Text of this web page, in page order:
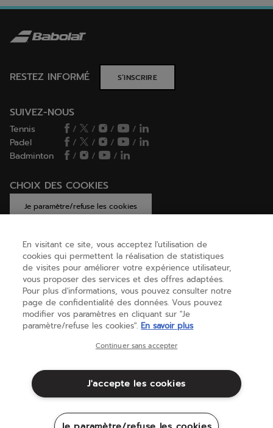
RESTEZ INFORMÉ S’INSCRIRE
SUIVEZ-NOUS
Tennis / / /
/
Padel
/ / /
/
Badminton
/ / /
CHOIX DES COOKIES
Je paramètre/refuse les cookies
AIDE
A PROPOS
(français)
Mentions Légales
Cookies
En visitant ce site, vous acceptez l'utilisation de
cookies qui permettent la réalisation de statistiques
de visites pour améliorer votre expérience utilisateur,
vous proposer des services et des offres adaptées.
Pour plus d'informations, vous pouvez consulter notre
page de confidentialité des données. Vous pouvez
modifier vos paramètres en cliquant sur "Je
paramètre/refuse les cookies". En savoir plus
Continuer sans accepter
J'accepte les cookies